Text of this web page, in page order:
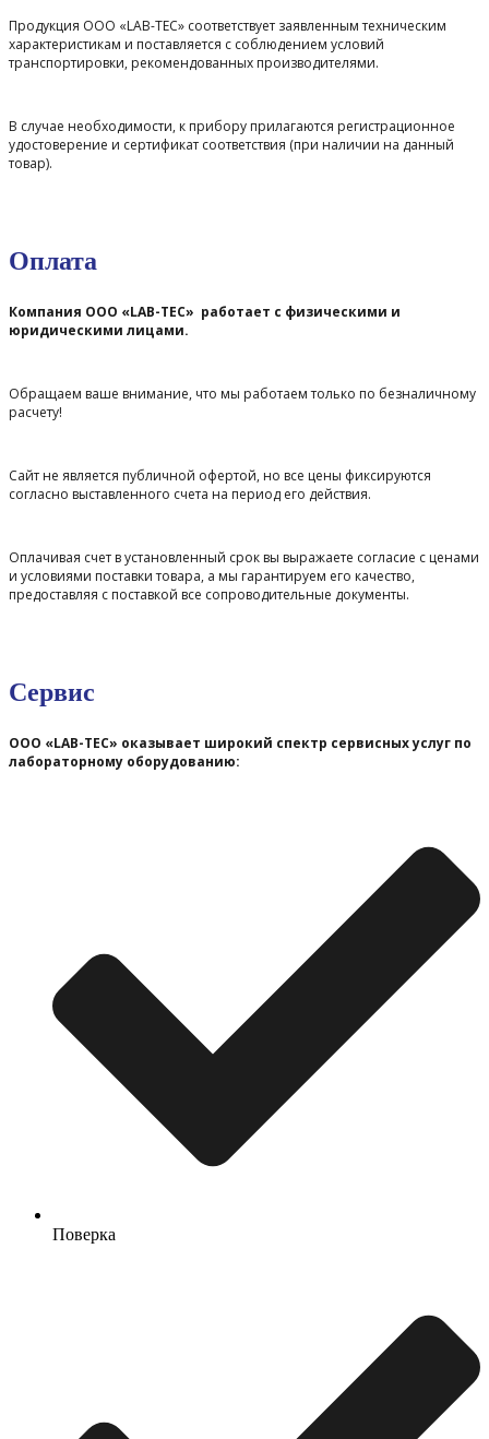
Продукция ООО «LAB-TEC» соответствует заявленным техническим
характеристикам и поставляется с соблюдением условий
транспортировки, рекомендованных производителями.
В случае необходимости, к прибору прилагаются регистрационное
удостоверение и сертификат соответствия (при наличии на данный
товар).
Оплата
Компания ООО «LAB-TEC» работает с физическими и
юридическими лицами.
Обращаем ваше внимание, что мы работаем только по безналичному
расчету!
Сайт не является публичной офертой, но все цены фиксируются
согласно выставленного счета на период его действия.
Оплачивая счет в установленный срок вы выражаете согласие с ценами
и условиями поставки товара, а мы гарантируем его качество,
предоставляя с поставкой все сопроводительные документы.
Сервис
ООО «LAB-TEC» оказывает широкий спектр сервисных услуг по
лабораторному оборудованию:
Поверка